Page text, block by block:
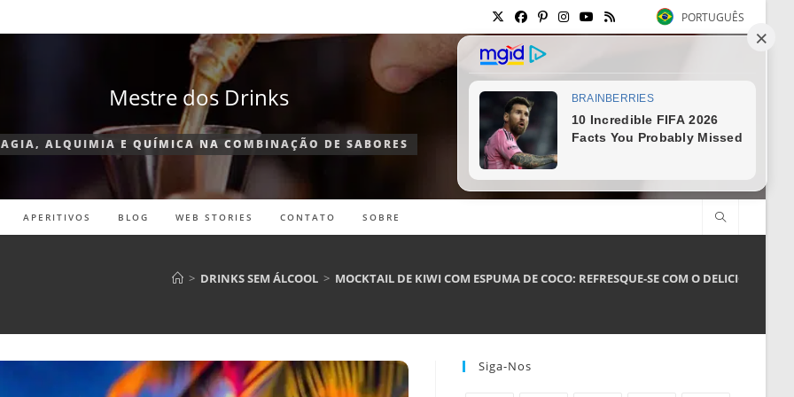
PORTUGUÊS
Mestre dos Drinks
ALQUIMIA E QUÍMICA NA COMBINAÇÃO DE SABORES
APERITIVOS BLOG WEB STORIES CONTATO SOBRE
> DRINKS SEM ÁLCOOL > MOCKTAIL DE KIWI COM ESPUMA DE COCO: REFRESQUE-SE COM O DELICIOSO
Siga-Nos